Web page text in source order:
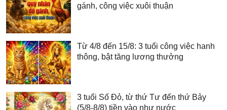
gánh, công việc xuôi thuận
Từ 4/8 đến 15/8: 3 tuổi công việc hanh
thông, bật tăng lương thưởng
3 tuổi Số Đỏ, từ thứ Tư đến thứ Bảy
(5/8-8/8) tiền vào như nước